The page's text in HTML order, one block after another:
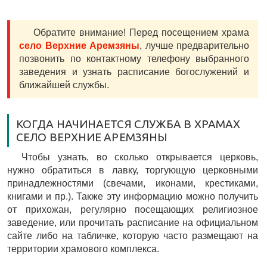
Обратите внимание! Перед посещением храма
село Верхние Аремзяны, лучше предварительно
позвонить по контактному телефону выбранного
заведения и узнать расписание богослужений и
ближайшей службы.
КОГДА НАЧИНАЕТСЯ СЛУЖБА В ХРАМАХ
СЕЛО ВЕРХНИЕ АРЕМЗЯНЫ
Чтобы узнать, во сколько открывается церковь,
нужно обратиться в лавку, торгующую церковными
принадлежностями (свечами, иконами, крестиками,
книгами и пр.). Также эту информацию можно получить
от прихожан, регулярно посещающих религиозное
заведение, или прочитать расписание на официальном
сайте либо на табличке, которую часто размещают на
территории храмового комплекса.